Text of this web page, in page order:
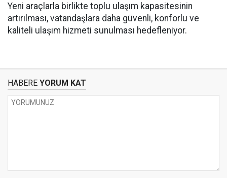
Yeni araçlarla birlikte toplu ulaşım kapasitesinin
artırılması, vatandaşlara daha güvenli, konforlu ve
kaliteli ulaşım hizmeti sunulması hedefleniyor.
HABERE YORUM KAT